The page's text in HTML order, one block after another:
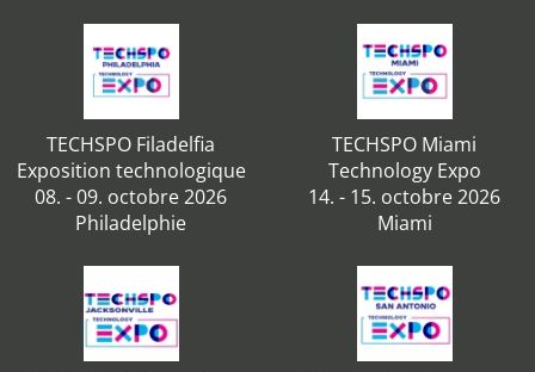
TECHSPO Filadelfia
Exposition technologique
08. - 09. octobre 2026
Philadelphie
TECHSPO Miami
Technology Expo
14. - 15. octobre 2026
Miami